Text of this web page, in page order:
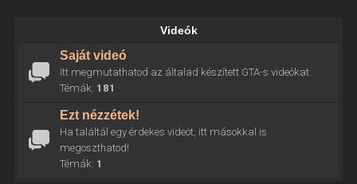
Videók
Saját videó
Itt megmutathatod az általad készített GTA-s videókat.
Témák: 181
Ezt nézzétek!
Ha találtál egy érdekes videót, itt másokkal is
megoszthatod!
Témák: 1